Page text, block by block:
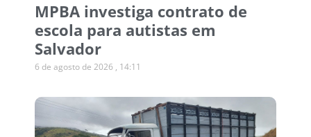
MPBA investiga contrato de
escola para autistas em
Salvador
6 de agosto de 2026 14:11